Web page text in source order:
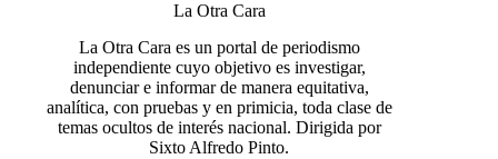
La Otra Cara
La Otra Cara es un portal de periodismo
independiente cuyo objetivo es investigar,
denunciar e informar de manera equitativa,
analítica, con pruebas y en primicia, toda clase de
temas ocultos de interés nacional. Dirigida por
Sixto Alfredo Pinto.